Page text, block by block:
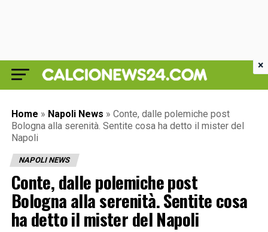
Home » Napoli News » Conte, dalle polemiche post
Bologna alla serenità. Sentite cosa ha detto il mister del
Napoli
NAPOLI NEWS
Conte, dalle polemiche post
Bologna alla serenità. Sentite cosa
ha detto il mister del Napoli
×